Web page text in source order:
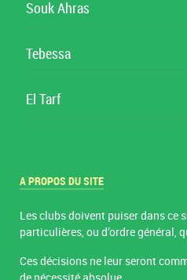
Souk Ahras
Tebessa
El Tarf
A PROPOS DU SITE
Les clubs doivent puiser dans ce
particulières, ou d’ordre général,
Ces décisions ne leur seront